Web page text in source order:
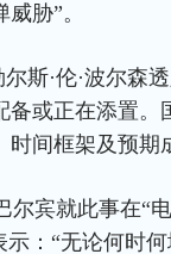
胁”。
斯·伦·波尔森
或正在添置。
间框架及预期
尔宾就此事在“
：“无论何时